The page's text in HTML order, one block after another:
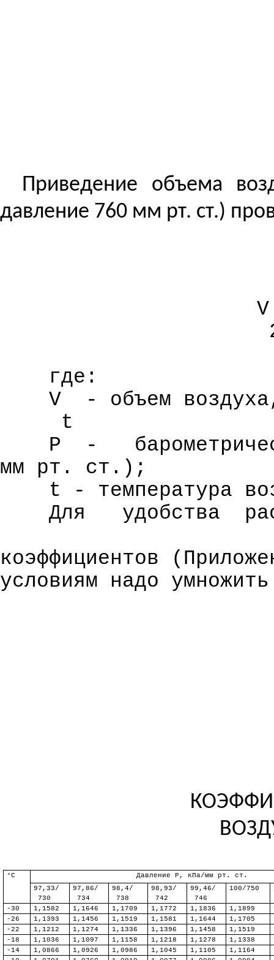
Приведение объема
давление 760 мм рт. ст.)
V
где:
V
- объем
t
Р
-
мм рт. ст.);
t - температура
Для
удобства
коэффициентов
условиям надо
°С Давление Р , кПа/мм рт. ст.
97,33/
730
97,86/
734
98,4/
738
98,93/
742
99,46/
746
100/750
-30 1,1582 1,1646 1,1709 1,1772 1,1836 1,1899
-26
1,1393 1,1456 1,1519 1,1581 1,1644 1,1705
-22
1,1212 1,1274 1,1336 1,1396 1,1458 1,1519
-18
1,1036 1,1097 1,1158 1,1218 1,1278 1,1338
-14
1,0866 1,0926 1,0986 1,1045 1,1105 1,1164